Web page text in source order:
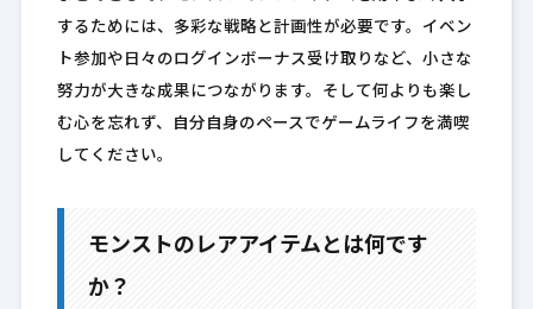
するためには、多彩な戦略と計画性が必要です。イベン
ト参加や日々のログインボーナス受け取りなど、小さな
努力が大きな成果につながります。そして何よりも楽し
む心を忘れず、自分自身のペースでゲームライフを満喫
してください。
モンストのレアアイテムとは何です
か？